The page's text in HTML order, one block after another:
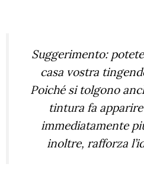
Suggerimento:
casa vostra
Poiché si tolgono
tintura fa
immediatamente
inoltre, rafforza